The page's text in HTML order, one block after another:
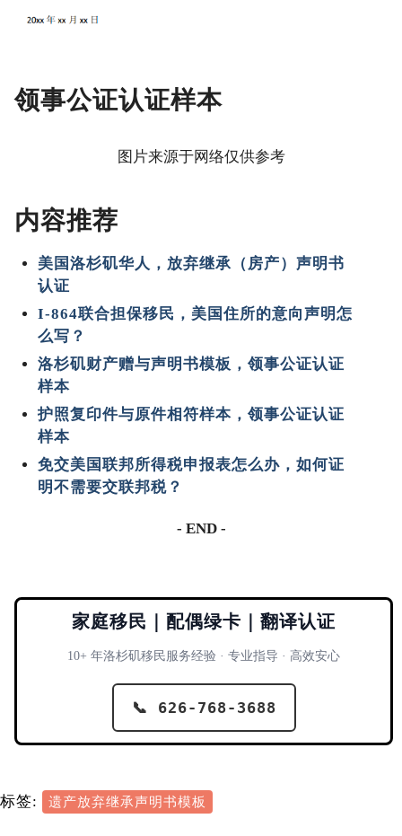
领事公证认证样本
图片来源于网络仅供参考
内容推荐
美国洛杉矶华人，放弃继承（房产）声明书
认证
I-864联合担保移民，美国住所的意向声明怎
么写？
洛杉矶财产赠与声明书模板，领事公证认证
样本
护照复印件与原件相符样本，领事公证认证
样本
免交美国联邦所得税申报表怎么办，如何证
明不需要交联邦税？
- END -
家庭移民｜配偶绿卡｜翻译认证
10+ 年洛杉矶移民服务经验 · 专业指导 · 高效安心
📞 626-768-3688
标签: 遗产放弃继承声明书模板